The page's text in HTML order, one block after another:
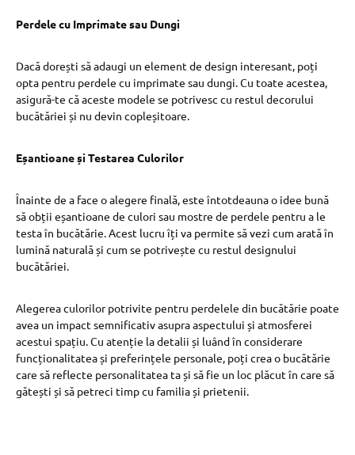
Perdele cu Imprimate sau Dungi
Dacă dorești să adaugi un element de design interesant, poți
opta pentru perdele cu imprimate sau dungi. Cu toate acestea,
asigură-te că aceste modele se potrivesc cu restul decorului
bucătăriei și nu devin copleșitoare.
Eșantioane și Testarea Culorilor
Înainte de a face o alegere finală, este întotdeauna o idee bună
să obții eșantioane de culori sau mostre de perdele pentru a le
testa în bucătărie. Acest lucru îți va permite să vezi cum arată în
lumină naturală și cum se potrivește cu restul designului
bucătăriei.
Alegerea culorilor potrivite pentru perdelele din bucătărie poate
avea un impact semnificativ asupra aspectului și atmosferei
acestui spațiu. Cu atenție la detalii și luând în considerare
funcționalitatea și preferințele personale, poți crea o bucătărie
care să reflecte personalitatea ta și să fie un loc plăcut în care să
gătești și să petreci timp cu familia și prietenii.